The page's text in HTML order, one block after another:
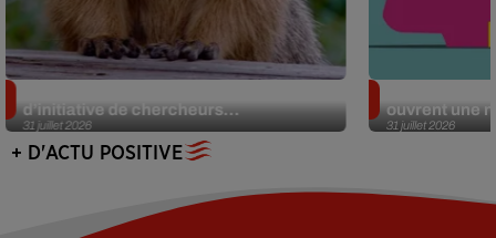
31 juillet 2026
d’initiative de chercheurs...
31 juillet 2026
ouvrent une
+ D'ACTU POSITIVE